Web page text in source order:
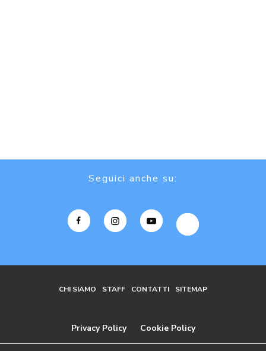
Seguici anche su:
CHI SIAMO STAFF CONTATTI SITEMAP
Privacy Policy Cookie Policy